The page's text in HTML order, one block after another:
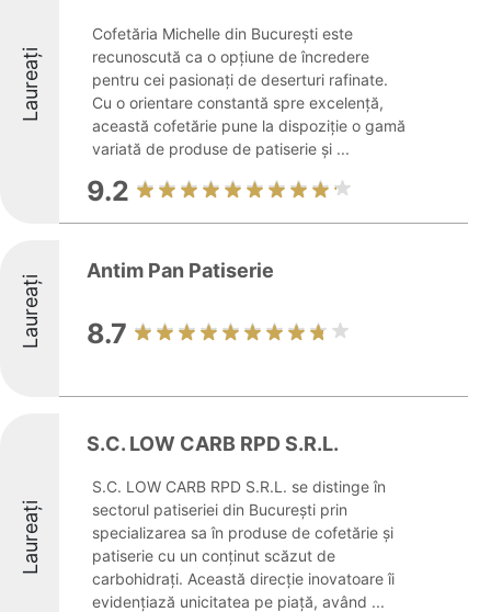
Laureați
Cofetăria Michelle din București este
recunoscută ca o opțiune de încredere
pentru cei pasionați de deserturi rafinate.
Cu o orientare constantă spre excelență,
această cofetărie pune la dispoziție o gamă
variată de produse de patiserie și ...
9.2
Laureați
Antim Pan Patiserie
8.7
Laureați
S.C. LOW CARB RPD S.R.L.
S.C. LOW CARB RPD S.R.L. se distinge în
sectorul patiseriei din București prin
specializarea sa în produse de cofetărie și
patiserie cu un conținut scăzut de
carbohidrați. Această direcție inovatoare îi
evidențiază unicitatea pe piață, având ...